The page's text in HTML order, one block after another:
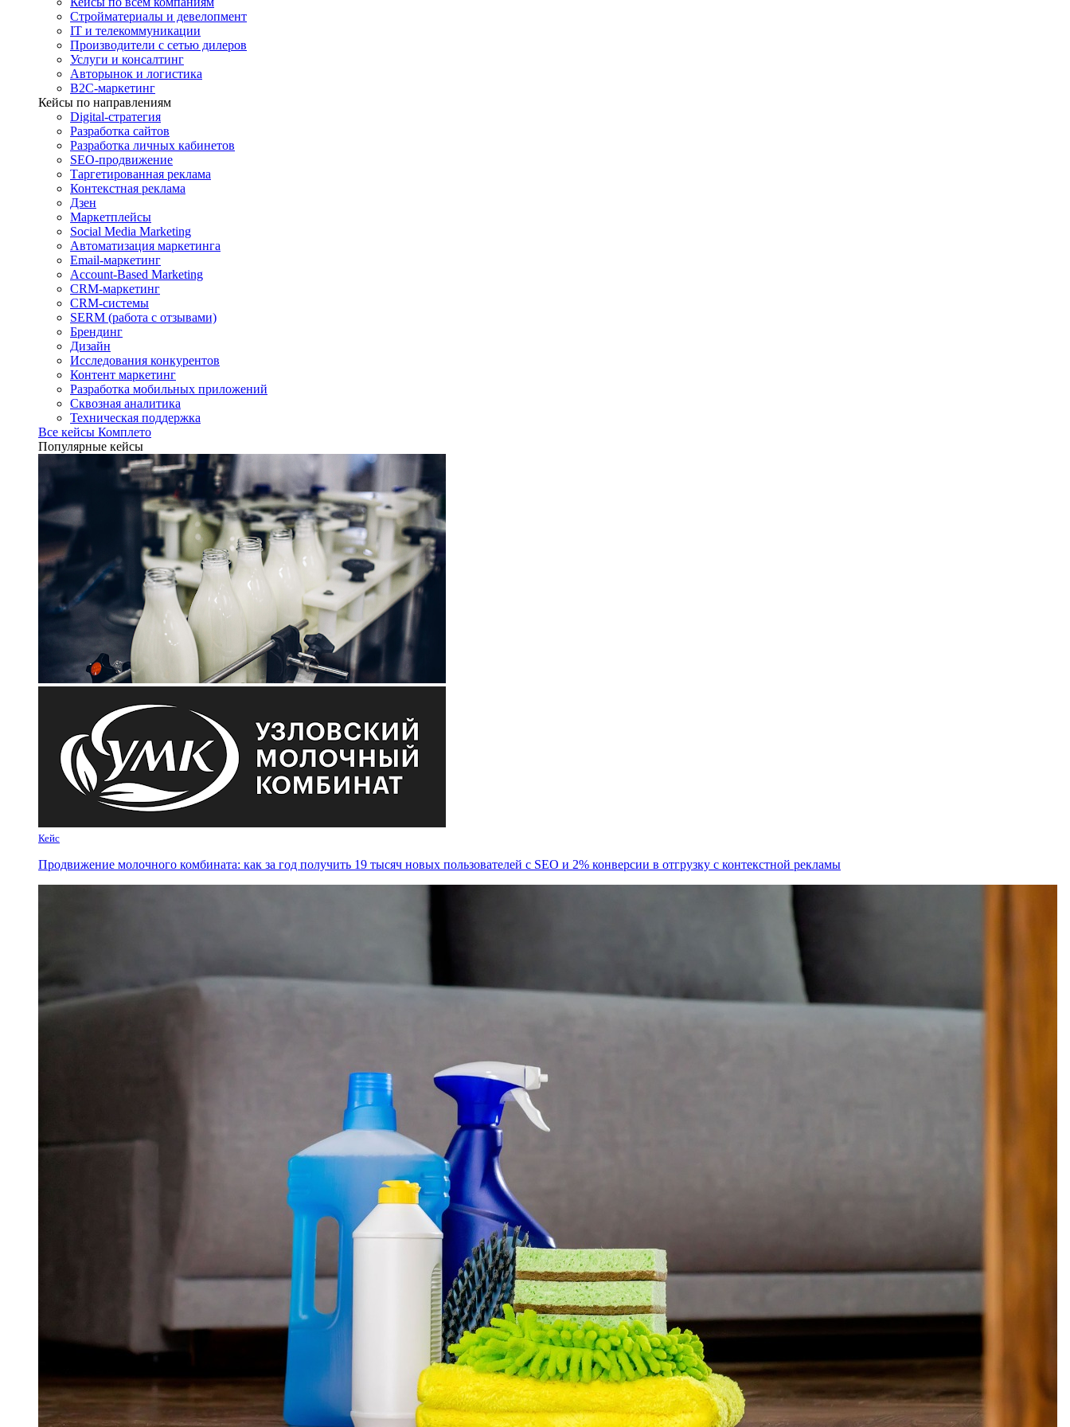
Стройматериалы и девелопмент
IT и телекоммуникации
Производители с сетью дилеров
Услуги и консалтинг
Авторынок и логистика
B2С-маркетинг
Кейсы по направлениям
Digital-стратегия
Разработка сайтов
Разработка личных кабинетов
SEO-продвижение
Таргетированная реклама
Контекстная реклама
Дзен
Маркетплейсы
Social Media Marketing
Автоматизация маркетинга
Email-маркетинг
Account-Based Marketing
CRM-маркетинг
CRM-системы
SERM (работа с отзывами)
Брендинг
Дизайн
Исследования конкурентов
Контент маркетинг
Разработка мобильных приложений
Сквозная аналитика
Техническая поддержка
Все кейсы Комплето
Популярные кейсы
Кейс
Продвижение молочного комбината: как за год получить 19 тысяч новых пользователей с SEO и 2% конверсии в отгрузку с контекстной рекламы